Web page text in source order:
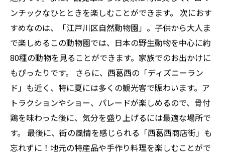
ンチックなひとときを楽しむことができます。 次におす
すめなのは、「江戸川区自然動物園」。子供から大人ま
で楽しめるこの動物園では、日本の野生動物を中心に約
80種の動物を見ることができます。家族でのお出かけに
もぴったりです。 さらに、西葛西の「ディズニーラン
ド」も近く、特に夏には多くの観光客で賑わいます。ア
トラクションやショー、パレードが楽しめるので、骨付
鶏を味わった後に、気分を盛り上げるには最適な場所で
す。 最後に、街の風情を感じられる「西葛西商店街」も
忘れずに！地元の特産品や手作り料理を楽しむことがで